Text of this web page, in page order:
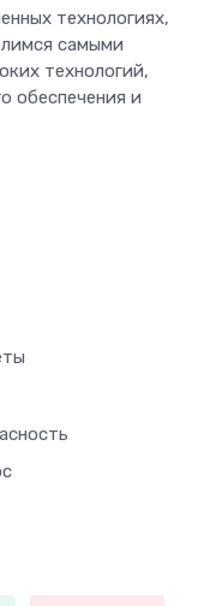
технологиях,
самыми
технологий,
обеспечения и